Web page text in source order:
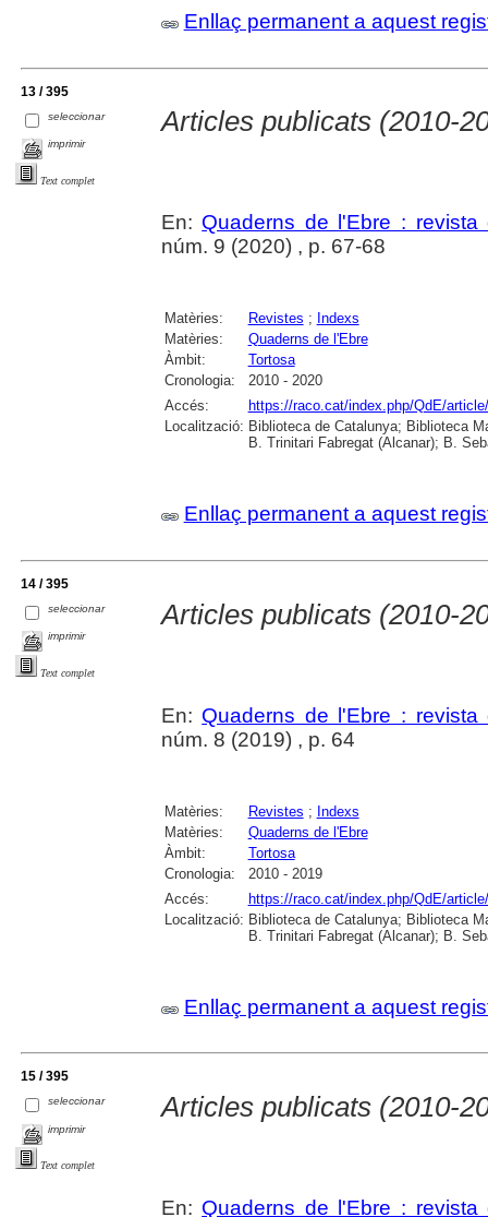
Enllaç permanent a aquest
13 / 395
seleccionar
imprimir
Text complet
Articles publicats (2010-
En: Quaderns de l'Ebre :
núm. 9 (2020) , p. 67-68
Matèries: Revistes ; Indexs
Matèries:
Quaderns de l'Ebre
Àmbit:
Tortosa
Cronologia:
2010 - 2020
Accés:
https://raco.cat/index.php/QdE/
Localització: Biblioteca de Catalunya; Biblioteca
B. Trinitari Fabregat (Alcanar); B.
Enllaç permanent a aquest
14 / 395
seleccionar
imprimir
Text complet
Articles publicats (2010-
En: Quaderns de l'Ebre :
núm. 8 (2019) , p. 64
Matèries: Revistes ; Indexs
Matèries:
Quaderns de l'Ebre
Àmbit:
Tortosa
Cronologia:
2010 - 2019
Accés:
https://raco.cat/index.php/QdE/
Localització: Biblioteca de Catalunya; Biblioteca
B. Trinitari Fabregat (Alcanar); B.
Enllaç permanent a aquest
15 / 395
seleccionar
imprimir
Text complet
Articles publicats (2010-
En: Quaderns de l'Ebre :